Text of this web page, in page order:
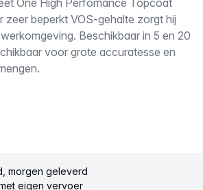
One High Perfomance Topcoat
zeer beperkt VOS-gehalte zorgt hij
Beschikbaar in 5 en 20
voor grote accuratesse en
morgen geleverd
eigen vervoer